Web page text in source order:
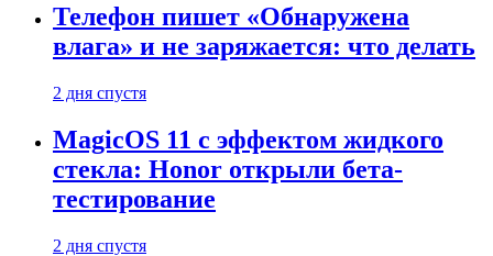
Телефон пишет «Обнаружена
влага» и не заряжается: что делать
2 дня спустя
MagicOS 11 с эффектом жидкого
стекла: Honor открыли бета-
тестирование
2 дня спустя